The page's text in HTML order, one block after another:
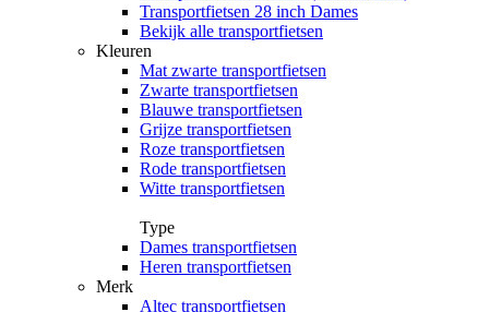
Transportfietsen 28 inch Dames
Bekijk alle transportfietsen
Kleuren
Mat zwarte transportfietsen
Zwarte transportfietsen
Blauwe transportfietsen
Grijze transportfietsen
Roze transportfietsen
Rode transportfietsen
Witte transportfietsen
Type
Dames transportfietsen
Heren transportfietsen
Merk
Altec transportfietsen